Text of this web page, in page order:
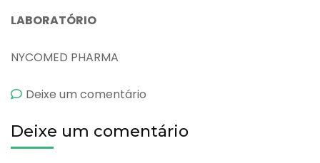
LABORATÓRIO
NYCOMED PHARMA
Deixe um comentário
Deixe um comentário